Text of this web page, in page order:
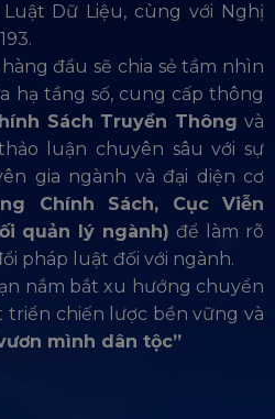
Dữ Liệu, cùng với Nghị
đầu sẽ chia sẻ tầm nhìn
hạ tầng số, cung cấp thông
Sách Truyền Thông và
luận chuyên sâu với sự
gia ngành và đại diện cơ
Chính Sách, Cục Viễn
quản lý ngành) để làm rõ
pháp luật đối với ngành.
nắm bắt xu hướng chuyển
triển chiến lược bền vững và
mình dân tộc”